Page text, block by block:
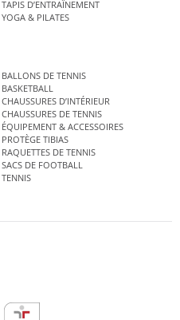
TAPIS D’ENTRAÎNEMENT
YOGA & PILATES
BALLONS DE TENNIS
BASKETBALL
CHAUSSURES D’INTÉRIEUR
CHAUSSURES DE TENNIS
TENNIS
ÉQUIPEMENT & ACCESSOIRES
PROTÈGE TIBIAS
RAQUETTES DE TENNIS
SACS DE FOOTBALL
TENNIS